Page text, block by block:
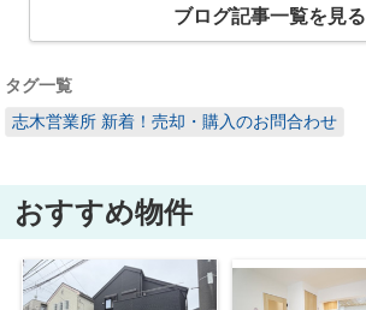
ブログ記事一覧を見る
タグ一覧
志木営業所 新着！売却・購入のお問合わせ
おすすめ物件